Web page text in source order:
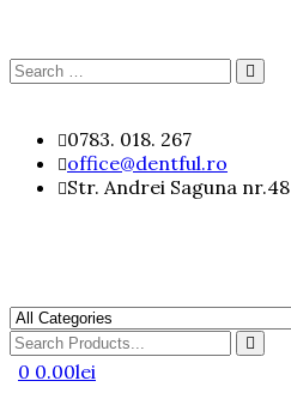
Search
content
0783. 018. 267
office@dentful.ro
Str. Andrei Saguna nr.48
Search
for
0 0.00lei